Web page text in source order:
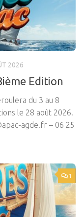
2026
Edition
du 3 au 8
le 28 août 2026.
agde.fr – 06 25
1